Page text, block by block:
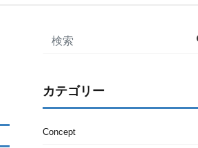
カテゴリー
Concept